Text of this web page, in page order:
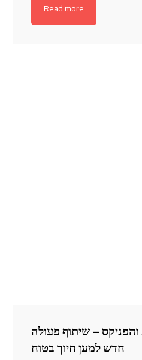
Read more
– שיתוף פעולה
חדש למען חיוך בטוח